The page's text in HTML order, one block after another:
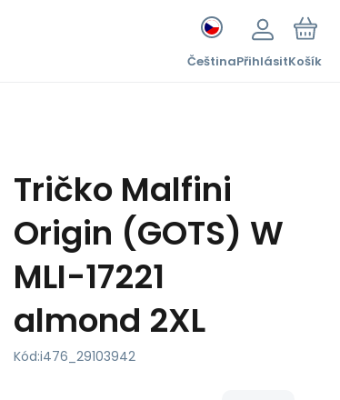
ČeštinaPřihlásitKošík
Tričko Malfini
Origin (GOTS) W
MLI-17221
almond 2XL
Kód:i476_29103942